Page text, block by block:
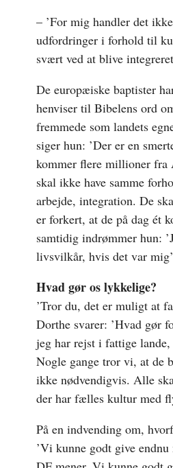
– ’For mig handler det
udfordringer i forhold til
svært ved at blive
De europæiske baptister
henviser til Bibelens ord
fremmede som landets
siger hun: ’Der er en
kommer flere millioner
skal ikke have samme
arbejde, integration. De
er forkert, at de på dag ét
samtidig indrømmer hun:
livsvilkår, hvis det var
Hvad gør os lykkelige?
’Tror du, det er muligt at
Dorthe svarer: ’Hvad gør
jeg har rejst i fattige
Nogle gange tror vi, at de
ikke nødvendigvis. Alle
der har fælles kultur med
På en indvending om,
’Vi kunne godt give